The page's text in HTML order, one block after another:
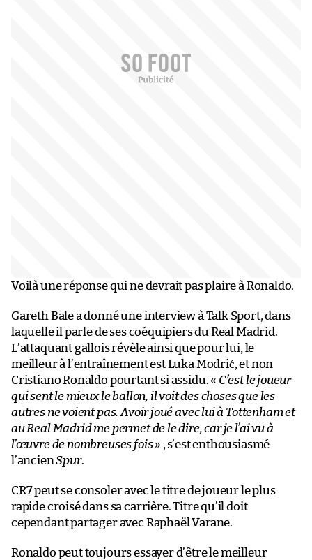
Voilà une réponse qui ne devrait pas plaire à Ronaldo.
Gareth Bale a donné une interview à Talk Sport, dans
laquelle il parle de ses coéquipiers du Real Madrid.
L’attaquant gallois révèle ainsi que pour lui, le
meilleur à l’entraînement est Luka Modrić, et non
Cristiano Ronaldo pourtant si assidu. « C’est le joueur
qui sent le mieux le ballon, il voit des choses que les
autres ne voient pas. Avoir joué avec lui à Tottenham et
au Real Madrid me permet de le dire, car je l’ai vu à
l’œuvre de nombreuses fois» , s’est enthousiasmé
l’ancienSpur.
CR7 peut se consoler avec le titre de joueur le plus
rapide croisé dans sa carrière. Titre qu’il doit
cependant partager avec Raphaël Varane.
Ronaldo peut toujours essayer d’être le meilleur